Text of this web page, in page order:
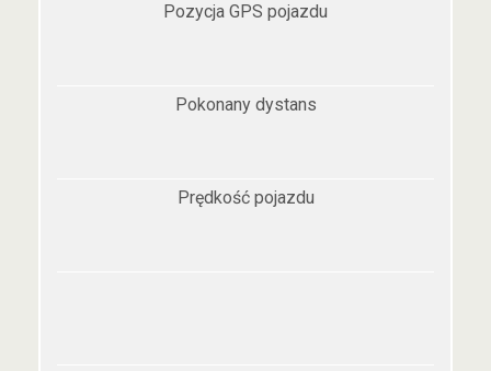
Pozycja GPS pojazdu
Pokonany dystans
Prędkość pojazdu